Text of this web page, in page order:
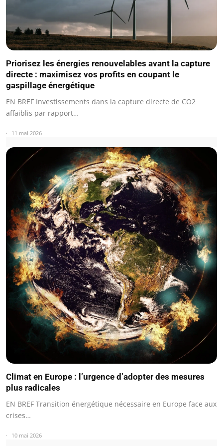
Priorisez les énergies renouvelables avant la capture
directe : maximisez vos profits en coupant le
gaspillage énergétique
EN BREF Investissements dans la capture directe de CO2
affaiblis par rapport…
11 mai 2026
Climat en Europe : l’urgence d’adopter des mesures
plus radicales
EN BREF Transition énergétique nécessaire en Europe face aux
crises…
10 mai 2026